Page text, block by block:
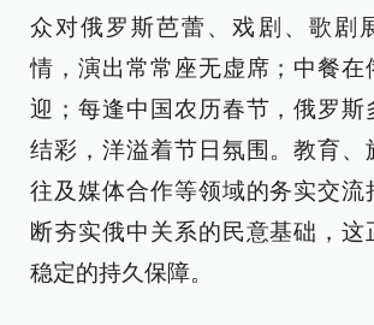
众对俄罗斯芭蕾、戏剧、歌剧
情，演出常常座无虚席；中餐在
迎；每逢中国农历春节，俄罗斯
结彩，洋溢着节日氛围。教育、
往及媒体合作等领域的务实交流
断夯实俄中关系的民意基础，这
稳定的持久保障。